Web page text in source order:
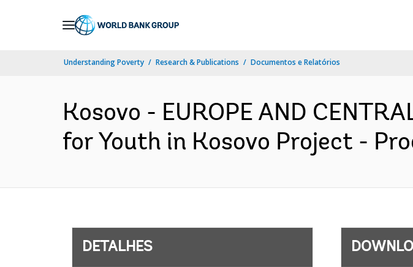
Understanding Poverty Research & Publications Documentos e Relatórios
Kosovo - EUROPE AND
for Youth in Kosovo Project -
DETALHES